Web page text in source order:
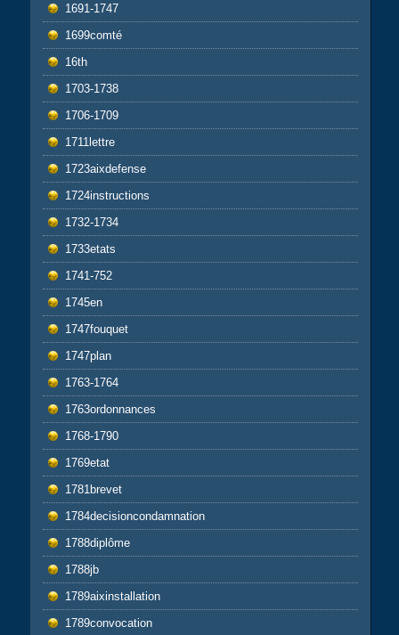
1691-1747
1699comté
16th
1703-1738
1706-1709
1711lettre
1723aixdefense
1724instructions
1732-1734
1733etats
1741-752
1745en
1747fouquet
1747plan
1763-1764
1763ordonnances
1768-1790
1769etat
1781brevet
1784decisioncondamnation
1788diplôme
1788jb
1789aixinstallation
1789convocation